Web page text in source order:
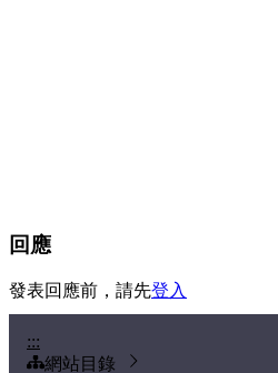
回應
發表回應前，請先登入
:::
網站目錄